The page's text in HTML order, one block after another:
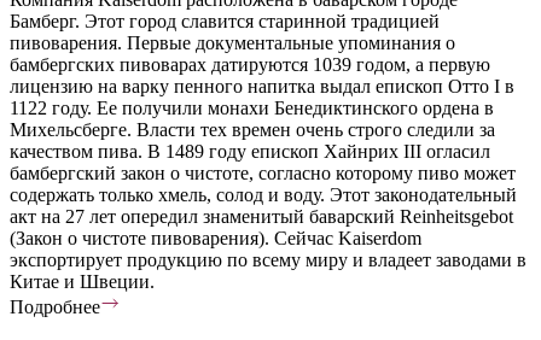
Бамберг. Этот город славится старинной традицией
пивоварения. Первые документальные упоминания о
бамбергских пивоварах датируются 1039 годом, а первую
лицензию на варку пенного напитка выдал епископ Отто I в
1122 году. Ее получили монахи Бенедиктинского ордена в
Михельсберге. Власти тех времен очень строго следили за
качеством пива. В 1489 году епископ Хайнрих III огласил
бамбергский закон о чистоте, согласно которому пиво может
содержать только хмель, солод и воду. Этот законодательный
акт на 27 лет опередил знаменитый баварский Reinheitsgebot
(Закон о чистоте пивоварения). Сейчас Kaiserdom
экспортирует продукцию по всему миру и владеет заводами в
Китае и Швеции.
Подробнее